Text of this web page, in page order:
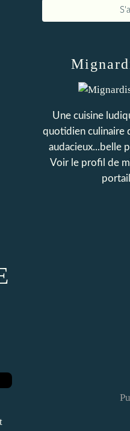
Une cuisine
quotidien culinaire
audacieux...belle
Voir le profil de